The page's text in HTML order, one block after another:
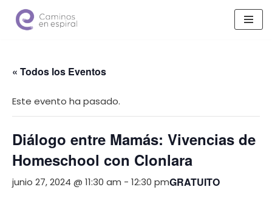
Saltar
« Todos los Eventos
Este evento ha pasado.
Diálogo entre Mamás: Vivencias de
Homeschool con Clonlara
junio 27, 2024 @ 11:30 am - 12:30 pmGRATUITO